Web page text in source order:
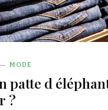
MODE
patte d
?